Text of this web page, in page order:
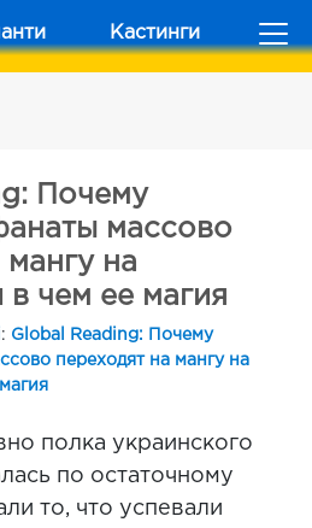
Кастинги
Почему
массово
мангу на
в чем ее магия
: Global Reading: Почему
переходят на мангу на
полка украинского
по остаточному
то, что успевали